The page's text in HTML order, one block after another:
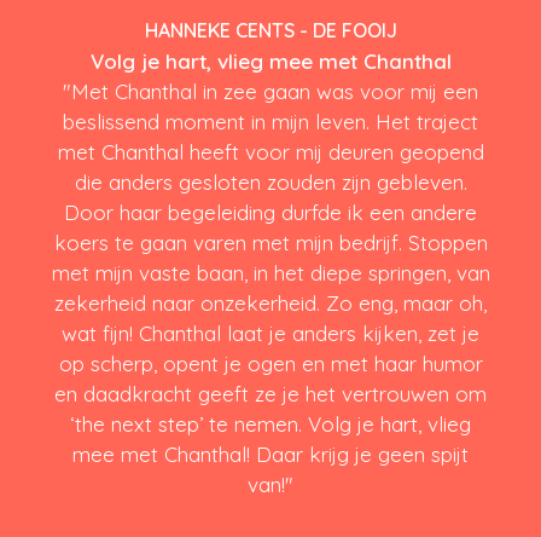
HANNEKE CENTS - DE FOOIJ
Volg je hart, vlieg mee met Chanthal
"Met Chanthal in zee gaan was voor mij een
beslissend moment in mijn leven. Het traject
met Chanthal heeft voor mij deuren geopend
die anders gesloten zouden zijn gebleven.
Door haar begeleiding durfde ik een andere
koers te gaan varen met mijn bedrijf. Stoppen
met mijn vaste baan, in het diepe springen, van
zekerheid naar onzekerheid. Zo eng, maar oh,
wat fijn! Chanthal laat je anders kijken, zet je
op scherp, opent je ogen en met haar humor
en daadkracht geeft ze je het vertrouwen om
‘the next step’ te nemen. Volg je hart, vlieg
mee met Chanthal! Daar krijg je geen spijt
van!"